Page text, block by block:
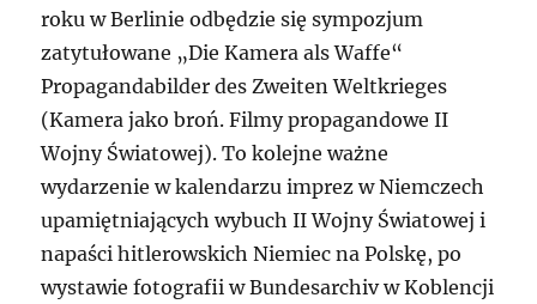
roku w Berlinie odbędzie się sympozjum
zatytułowane „Die Kamera als Waffe“
Propagandabilder des Zweiten Weltkrieges
(Kamera jako broń. Filmy propagandowe II
Wojny Światowej). To kolejne ważne
wydarzenie w kalendarzu imprez w Niemczech
upamiętniających wybuch II Wojny Światowej i
napaści hitlerowskich Niemiec na Polskę, po
wystawie fotografii w Bundesarchiv w Koblencji